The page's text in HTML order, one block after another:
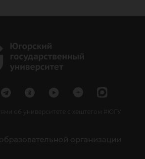
об университете с хештегом #ЮГУ
организации